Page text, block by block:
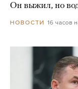
Он выжил, но
НОВОСТИ 16 часов